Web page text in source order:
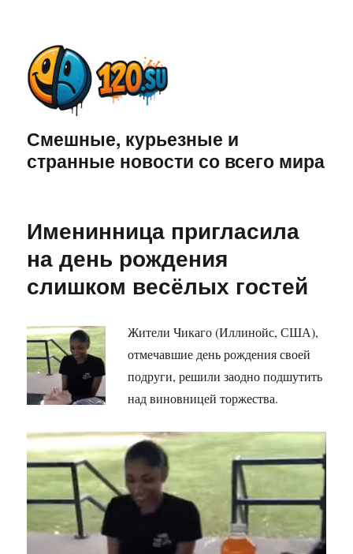
Смешные, курьезные и
странные новости со всего мира
Именинница пригласила
на день рождения
слишком весёлых гостей
Жители Чикаго (Иллинойс, США),
отмечавшие день рождения своей
подруги, решили заодно подшутить
над виновницей торжества.